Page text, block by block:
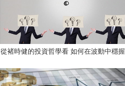
從褚時健的投資哲學看 如何在波動中穩握